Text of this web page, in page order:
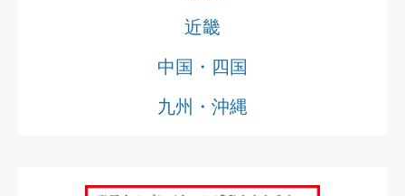
近畿
中国・四国
九州・沖縄